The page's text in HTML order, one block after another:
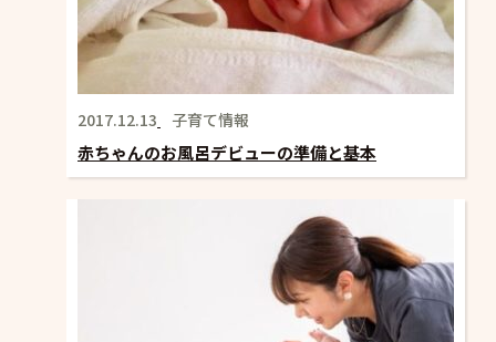
2017.12.13 子育て情報
赤ちゃんのお風呂デビューの準備と基本